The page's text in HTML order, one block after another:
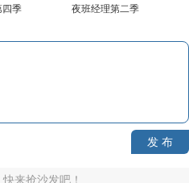
四季 夜班经理第二季
发 布
来抢沙发吧！